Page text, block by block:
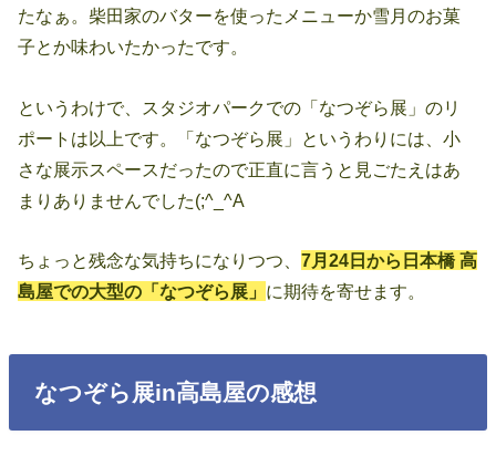
たなぁ。柴田家のバターを使ったメニューか雪月のお菓
子とか味わいたかったです。
というわけで、スタジオパークでの「なつぞら展」のリ
ポートは以上です。「なつぞら展」というわりには、小
さな展示スペースだったので正直に言うと見ごたえはあ
まりありませんでした(;^_^A
ちょっと残念な気持ちになりつつ、7月24日から日本橋 高
島屋での大型の「なつぞら展」 に期待を寄せます。
なつぞら展in高島屋の感想